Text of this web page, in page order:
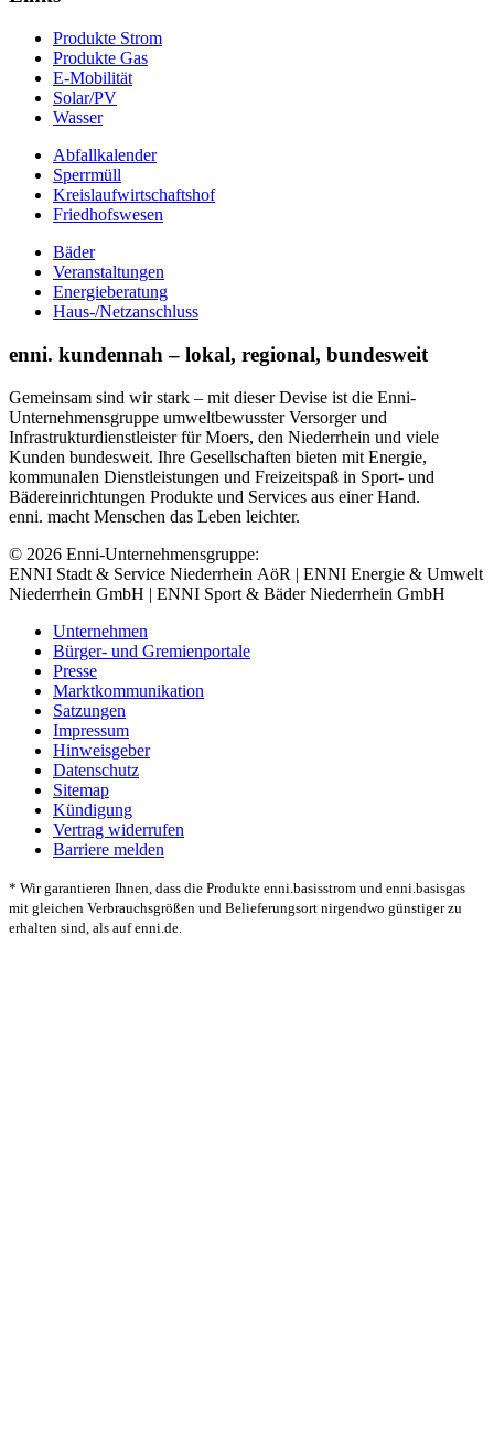
Produkte Strom
Produkte Gas
E-Mobilität
Solar/PV
Wasser
Abfallkalender
Sperrmüll
Kreislaufwirtschaftshof
Friedhofswesen
Bäder
Veranstaltungen
Energieberatung
Haus-/Netzanschluss
enni. kundennah – lokal, regional, bundesweit
Gemeinsam sind wir stark – mit dieser Devise ist die Enni-
Unternehmensgruppe umweltbewusster Versorger und
Infrastrukturdienstleister für Moers, den Niederrhein und viele
Kunden bundesweit. Ihre Gesellschaften bieten mit Energie,
kommunalen Dienstleistungen und Freizeitspaß in Sport- und
Bädereinrichtungen Produkte und Services aus einer Hand.
enni. macht Menschen das Leben leichter.
© 2026 Enni-Unternehmensgruppe:
ENNI Stadt & Service Niederrhein AöR | ENNI Energie & Umwelt
Niederrhein GmbH | ENNI Sport & Bäder Niederrhein GmbH
Unternehmen
Bürger- und Gremienportale
Presse
Marktkommunikation
Satzungen
Impressum
Hinweisgeber
Datenschutz
Sitemap
Kündigung
Vertrag widerrufen
Barriere melden
* Wir garantieren Ihnen, dass die Produkte enni.basisstrom und enni.basisgas
mit gleichen Verbrauchsgrößen und Belieferungsort nirgendwo günstiger zu
erhalten sind, als auf enni.de.